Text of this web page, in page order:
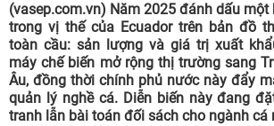
(vasep.com.vn) Năm 2025 đánh dấu
trong vị thế của Ecuador trên bản đồ
toàn cầu: sản lượng và giá trị xuất
máy chế biến mở rộng thị trường sang
Âu, đồng thời chính phủ nước này đẩy
quản lý nghề cá. Diễn biến này đang
tranh lẫn bài toán đối sách cho ngành cá